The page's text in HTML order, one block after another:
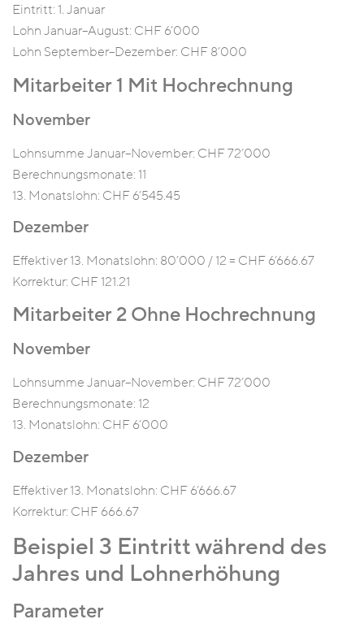
Eintritt: 1. Januar
Lohn Januar–August: CHF 6’000
Lohn September–Dezember: CHF 8’000
Mitarbeiter 1 Mit Hochrechnung
November
Lohnsumme Januar–November: CHF 72’000
Berechnungsmonate: 11
13. Monatslohn: CHF 6’545.45
Dezember
Effektiver 13. Monatslohn: 80’000 / 12 = CHF 6’666.67
Korrektur: CHF 121.21
Mitarbeiter 2 Ohne Hochrechnung
November
Lohnsumme Januar–November: CHF 72’000
Berechnungsmonate: 12
13. Monatslohn: CHF 6’000
Dezember
Effektiver 13. Monatslohn: CHF 6’666.67
Korrektur: CHF 666.67
Beispiel 3 Eintritt während des
Jahres und Lohnerhöhung
Parameter